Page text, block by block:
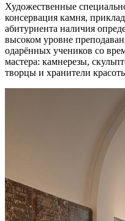
Художественные
консервация камня,
абитуриента наличия
высоком уровне
одарённых учеников со
мастера: камнерезы,
творцы и хранители